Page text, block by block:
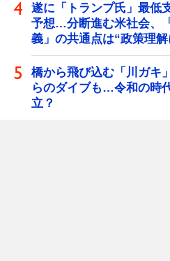
遂に「トランプ氏」最低
予想…分断進む米社会、
義」の共通点は“政策理
橋から飛び込む「川ガ
らのダイブも…令和の時
立？